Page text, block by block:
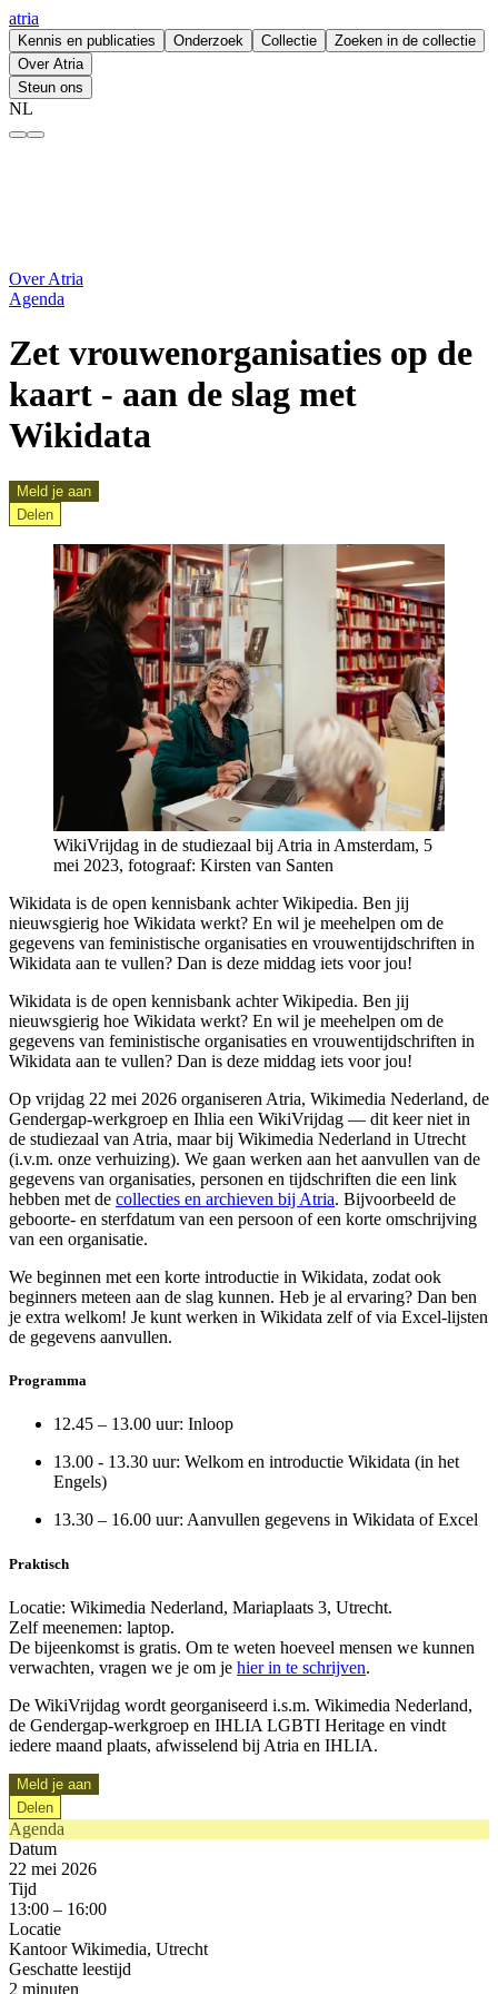
atria
Kennis en publicaties Onderzoek Collectie
Zoeken in de collectie
Over Atria
Steun ons
NL
Over Atria
Agenda
Zet vrouwenorganisaties op de
kaart - aan de slag met
Wikidata
Meld je aan
Delen
WikiVrijdag in de studiezaal bij Atria in Amsterdam, 5
mei 2023, fotograaf: Kirsten van Santen
Wikidata is de open kennisbank achter Wikipedia. Ben jij
nieuwsgierig hoe Wikidata werkt? En wil je meehelpen om de
gegevens van feministische organisaties en vrouwentijdschriften in
Wikidata aan te vullen? Dan is deze middag iets voor jou!
Wikidata is de open kennisbank achter Wikipedia. Ben jij
nieuwsgierig hoe Wikidata werkt? En wil je meehelpen om de
gegevens van feministische organisaties en vrouwentijdschriften in
Wikidata aan te vullen? Dan is deze middag iets voor jou!
Op vrijdag 22 mei 2026 organiseren Atria, Wikimedia Nederland, de
Gendergap-werkgroep en Ihlia een WikiVrijdag — dit keer niet in
de studiezaal van Atria, maar bij Wikimedia Nederland in Utrecht
(i.v.m. onze verhuizing). We gaan werken aan het aanvullen van de
gegevens van organisaties, personen en tijdschriften die een link
hebben met de collecties en archieven bij Atria. Bijvoorbeeld de
geboorte- en sterfdatum van een persoon of een korte omschrijving
van een organisatie.
We beginnen met een korte introductie in Wikidata, zodat ook
beginners meteen aan de slag kunnen. Heb je al ervaring? Dan ben
je extra welkom! Je kunt werken in Wikidata zelf of via Excel-lijsten
de gegevens aanvullen.
Programma
12.45 – 13.00 uur: Inloop
13.00 - 13.30 uur: Welkom en introductie Wikidata (in het
Engels)
13.30 – 16.00 uur: Aanvullen gegevens in Wikidata of Excel
Praktisch
Locatie: Wikimedia Nederland, Mariaplaats 3, Utrecht.
Zelf meenemen: laptop.
De bijeenkomst is gratis. Om te weten hoeveel mensen we kunnen
verwachten, vragen we je om je hier in te schrijven.
De WikiVrijdag wordt georganiseerd i.s.m. Wikimedia Nederland,
de Gendergap-werkgroep en IHLIA LGBTI Heritage en vindt
iedere maand plaats, afwisselend bij Atria en IHLIA.
Meld je aan
Delen
Agenda
Datum
22 mei 2026
Tijd
13:00 – 16:00
Locatie
Kantoor Wikimedia, Utrecht
Geschatte leestijd
2 minuten